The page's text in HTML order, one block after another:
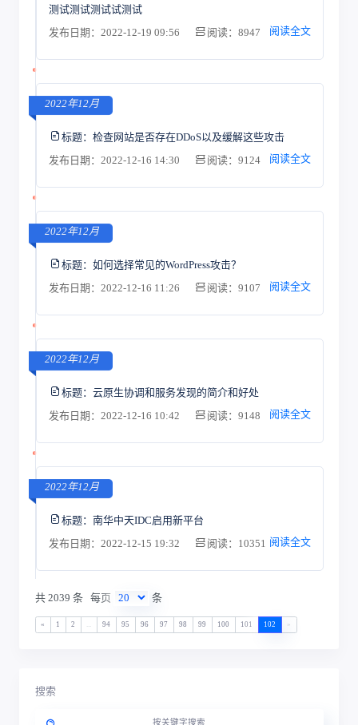
测试测试测试试测试
发布日期：2022-12-19 09:56
阅读：8947 阅读全文
2022年12月
标题： 检查网站是否存在DDoS以及缓解这些攻击
发布日期：2022-12-16 14:30
阅读：9124 阅读全文
2022年12月
标题： 如何选择常见的WordPress攻击？
发布日期：2022-12-16 11:26
阅读：9107 阅读全文
2022年12月
标题： 云原生协调和服务发现的简介和好处
发布日期：2022-12-16 10:42
阅读：9148 阅读全文
2022年12月
标题： 南华中天IDC启用新平台
发布日期：2022-12-15 19:32
阅读：10351 阅读全文
共 2039 条 每页 条
« 1 2 94 95 96 97 98 99 100 101 102 »
搜索